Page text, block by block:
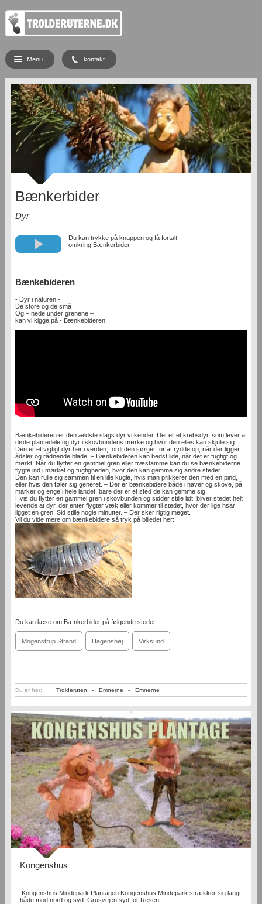
Bænkerbider
Dyr
Du kan trykke på knappen og få fortalt
omkring Bænkerbider
Bænkebideren
- Dyr i naturen -
De store og de små
Og – nede under grenene –
kan vi kigge på - Bænkebideren.
Bænkebideren er den ældste slags dyr vi kender. Det er et krebsdyr, som lever af
døde plantedele og dyr i skovbundens mørke og hvor den elles kan skjule sig.
Den er et vigtigt dyr her i verden, fordi den sørger for at rydde op, når der ligger
ådsler og rådnende blade. – Bænkebideren kan bedst lide, når det er fugtigt og
mørkt. Når du flytter en gammel gren eller træstamme kan du se bænkebiderne
flygte ind i mørket og fugtigheden, hvor den kan gemme sig andre steder.
Den kan rulle sig sammen til en lille kugle, hvis man prikkerer den med en pind,
eller hvis den føler sig generet. – Der er bænkebidere både i haver og skove, på
marker og enge i hele landet, bare der er et sted de kan gemme sig.
Hvis du flytter en gammel gren i skovbunden og sidder stille lidt, bliver stedet helt
levende at dyr, der enter flygter væk eller kommer til stedet, hvor der lige hsar
ligget en gren. Sid stille nogle minutter. – Der sker rigtig meget.
Vil du vide mere om bænkebidere så tryk på billedet her:
Du kan læse om Bænkerbider på følgende steder:
Mogenstrup Strand Hagenshøj Virksund
Du er her: Trolderuten - Emnerne - Emnerne
Kongenshus
Kongenshus Mindepark Plantagen Kongenshus Mindepark strækker sig langt
både mod nord og syd. Grusvejen syd for Resen...
Menu kontakt